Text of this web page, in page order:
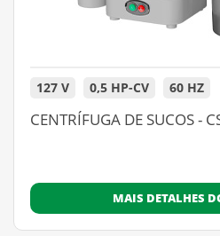
127 V 0,5 HP-CV 60 HZ
CENTRÍFUGA DE SUCOS -
MAIS DETALHES